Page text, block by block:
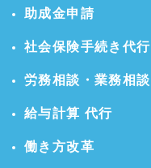
助成金申請
社会保険手続き代行
労務相談・業務相談
給与計算 代行
働き方改革